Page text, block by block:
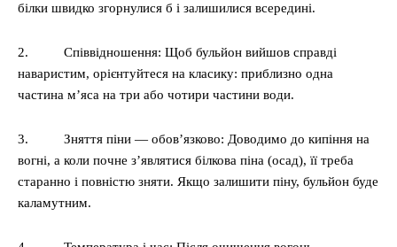
білки швидко згорнулися б і залишилися всередині.
2. Співвідношення: Щоб бульйон вийшов справді
наваристим, орієнтуйтеся на класику: приблизно одна
частина м’яса на три або чотири частини води.
3. Зняття піни — обов’язково: Доводимо до кипіння на
вогні, а коли почне з’являтися білкова піна (осад), її треба
старанно і повністю зняти. Якщо залишити піну, бульйон буде
каламутним.